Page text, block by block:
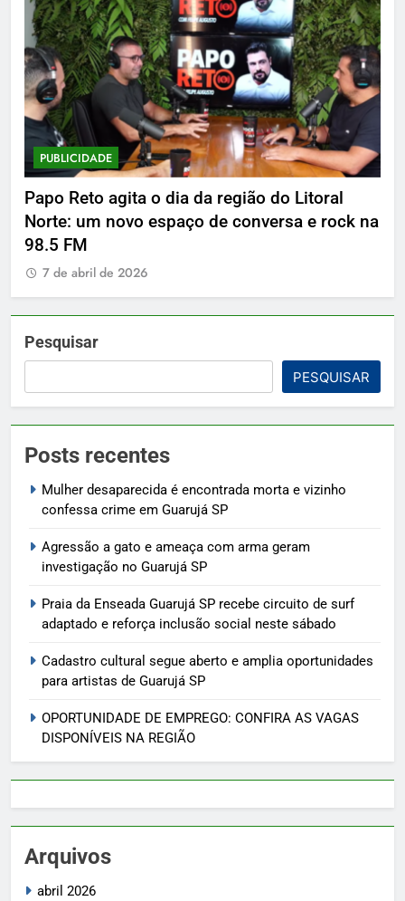
PUBLICIDADE
Papo Reto agita o dia da região do Litoral
Norte: um novo espaço de conversa e rock na
98.5 FM
7 de abril de 2026
Pesquisar
PESQUISAR
Posts recentes
Mulher desaparecida é encontrada morta e vizinho
confessa crime em Guarujá SP
Agressão a gato e ameaça com arma geram
investigação no Guarujá SP
Praia da Enseada Guarujá SP recebe circuito de surf
adaptado e reforça inclusão social neste sábado
Cadastro cultural segue aberto e amplia oportunidades
para artistas de Guarujá SP
OPORTUNIDADE DE EMPREGO: CONFIRA AS VAGAS
DISPONÍVEIS NA REGIÃO
Arquivos
abril 2026